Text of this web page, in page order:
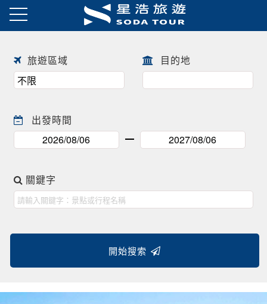
日本賞櫻之旅 ! !
往前
往後
旅遊區域
目的地
出發時間
關鍵字
開始搜索